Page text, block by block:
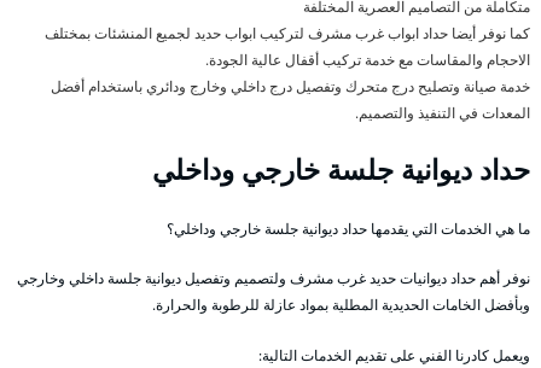
متكاملة من التصاميم العصرية المختلفة
كما نوفر أيضا حداد ابواب غرب مشرف لتركيب ابواب حديد لجميع المنشئات بمختلف
الاحجام والمقاسات مع خدمة تركيب أقفال عالية الجودة.
خدمة صيانة وتصليح درج متحرك وتفصيل درج داخلي وخارج ودائري باستخدام أفضل
المعدات في التنفيذ والتصميم.
حداد ديوانية جلسة خارجي وداخلي
ما هي الخدمات التي يقدمها حداد ديوانية جلسة خارجي وداخلي؟
نوفر أهم حداد ديوانيات حديد غرب مشرف ولتصميم وتفصيل ديوانية جلسة داخلي وخارجي
وبأفضل الخامات الحديدية المطلية بمواد عازلة للرطوبة والحرارة.
ويعمل كادرنا الفني على تقديم الخدمات التالية: